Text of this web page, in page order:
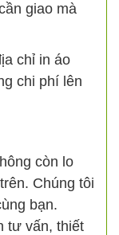
giao mà
chỉ in áo
chi phí lên
còn lo
Chúng tôi
bạn.
tư vấn, thiết